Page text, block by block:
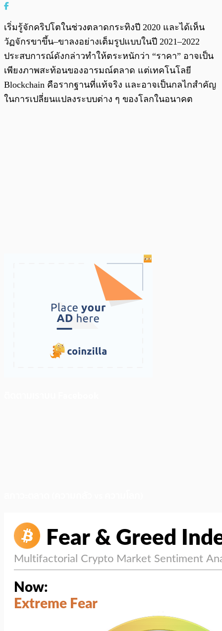
เริ่มรู้จักคริปโตในช่วงตลาดกระทิงปี 2020 และได้เห็น
วัฏจักรขาขึ้น–ขาลงอย่างเต็มรูปแบบในปี 2021–2022
ประสบการณ์ดังกล่าวทำให้ตระหนักว่า “ราคา” อาจเป็น
เพียงภาพสะท้อนของอารมณ์ตลาด แต่เทคโนโลยี
Blockchain คือรากฐานที่แท้จริง และอาจเป็นกลไกสำคัญ
ในการเปลี่ยนแปลงระบบต่าง ๆ ของโลกในอนาคต